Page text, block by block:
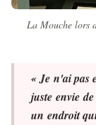
La Mouche lors
« Je n'ai pas
juste envie
un endroit